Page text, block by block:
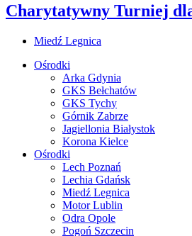
Charytatywny Turniej
Miedź Legnica
Ośrodki
Arka Gdynia
GKS Bełchatów
GKS Tychy
Górnik Zabrze
Jagiellonia Białystok
Korona Kielce
Ośrodki
Lech Poznań
Lechia Gdańsk
Miedź Legnica
Motor Lublin
Odra Opole
Pogoń Szczecin